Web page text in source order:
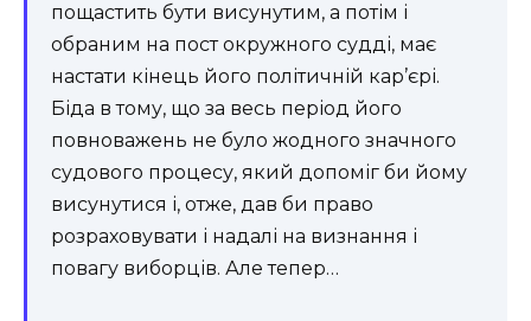
пощастить бути висунутим, а потім і
обраним на пост окружного судді, має
настати кінець його політичній кар’єрі.
Біда в тому, що за весь період його
повноважень не було жодного значного
судового процесу, який допоміг би йому
висунутися і, отже, дав би право
розраховувати і надалі на визнання і
повагу виборців. Але тепер…